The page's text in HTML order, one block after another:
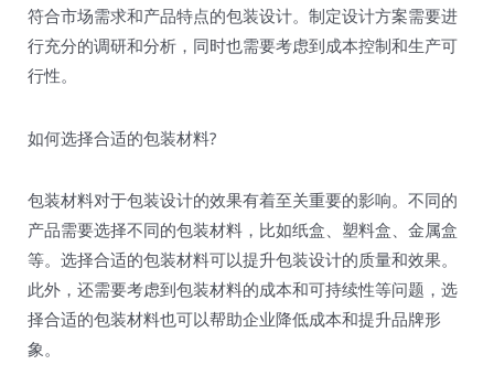
符合市场需求和产品特点的包装设计。制定设计方案需要进
行充分的调研和分析，同时也需要考虑到成本控制和生产可
行性。
如何选择合适的包装材料?
包装材料对于包装设计的效果有着至关重要的影响。不同的
产品需要选择不同的包装材料，比如纸盒、塑料盒、金属盒
等。选择合适的包装材料可以提升包装设计的质量和效果。
此外，还需要考虑到包装材料的成本和可持续性等问题，选
择合适的包装材料也可以帮助企业降低成本和提升品牌形
象。